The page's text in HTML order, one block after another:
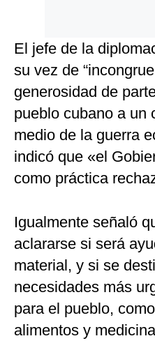
El jefe de la
su vez de
generosidad de
pueblo cubano a un
medio de la guerra
indicó que «el
como práctica
Igualmente señaló
aclararse si será
material, y si se
necesidades más
para el pueblo,
alimentos y